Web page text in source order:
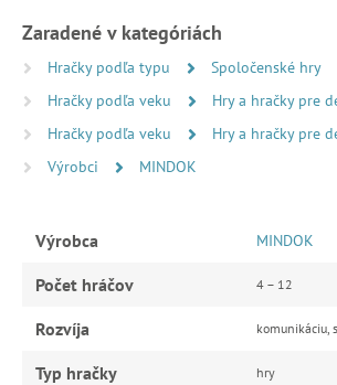
Zaradené v kategóriách
Hračky podľa typu Spoločenské hry
Hračky podľa veku
Hry a hračky pre
Hračky podľa veku
Hry a hračky pre
Výrobci
MINDOK
Výrobca MINDOK
Počet hráčov 4 – 12
Rozvíja komunikáciu,
Typ hračky hry